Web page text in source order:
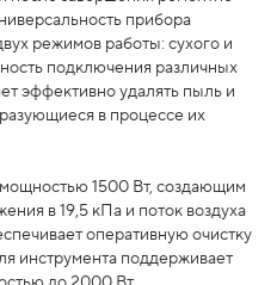
прибора
режимов работы: сухого и
подключения различных
эффективно удалять пыль и
в процессе их
1500 Вт, создающим
в 19,5 кПа и поток воздуха
оперативную очистку
инструмента поддерживает